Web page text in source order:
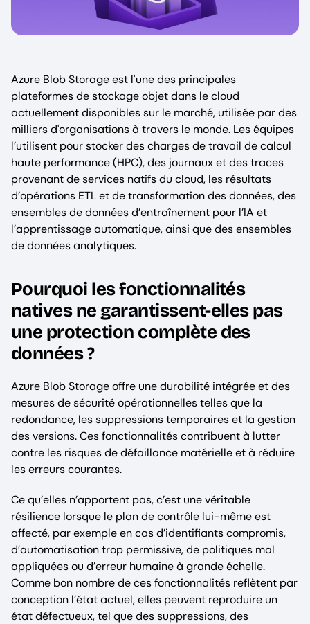
Azure Blob Storage est l'une des principales
plateformes de stockage objet dans le cloud
actuellement disponibles sur le marché, utilisée par des
milliers d'organisations à travers le monde. Les équipes
l’utilisent pour stocker des charges de travail de calcul
haute performance (HPC), des journaux et des traces
provenant de services natifs du cloud, les résultats
d’opérations ETL et de transformation des données, des
ensembles de données d’entraînement pour l’IA et
l’apprentissage automatique, ainsi que des ensembles
de données analytiques.
Pourquoi les fonctionnalités
natives ne garantissent-elles pas
une protection complète des
données ?
Azure Blob Storage offre une durabilité intégrée et des
mesures de sécurité opérationnelles telles que la
redondance, les suppressions temporaires et la gestion
des versions. Ces fonctionnalités contribuent à lutter
contre les risques de défaillance matérielle et à réduire
les erreurs courantes.
Ce qu’elles n’apportent pas, c’est une véritable
résilience lorsque le plan de contrôle lui-même est
affecté, par exemple en cas d’identifiants compromis,
d’automatisation trop permissive, de politiques mal
appliquées ou d’erreur humaine à grande échelle.
Comme bon nombre de ces fonctionnalités reflètent par
conception l’état actuel, elles peuvent reproduire un
état défectueux, tel que des suppressions, des